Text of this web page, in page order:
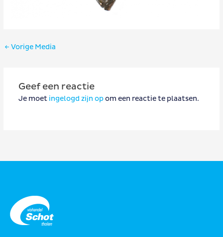
Bericht
← Vorige Media
Geef een reactie
Je moet ingelogd zijn opom een reactie te plaatsen.